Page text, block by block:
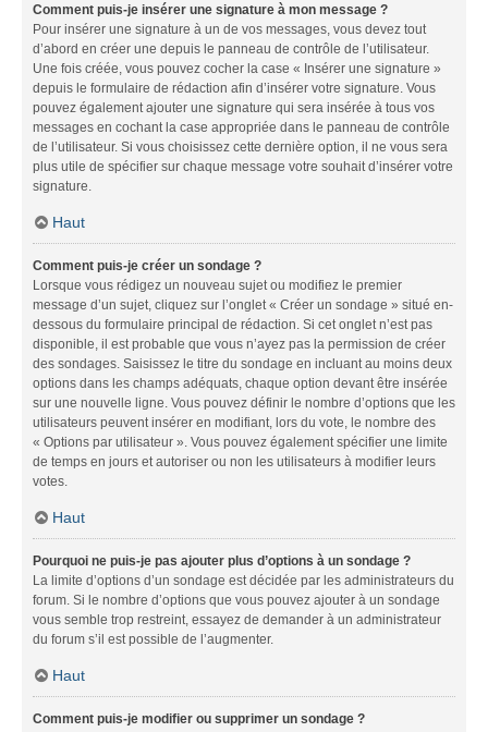
Comment puis-je insérer une signature à mon message ?
Pour insérer une signature à un de vos messages, vous devez tout
d’abord en créer une depuis le panneau de contrôle de l’utilisateur.
Une fois créée, vous pouvez cocher la case « Insérer une signature »
depuis le formulaire de rédaction afin d’insérer votre signature. Vous
pouvez également ajouter une signature qui sera insérée à tous vos
messages en cochant la case appropriée dans le panneau de contrôle
de l’utilisateur. Si vous choisissez cette dernière option, il ne vous sera
plus utile de spécifier sur chaque message votre souhait d’insérer votre
signature.
Haut
Comment puis-je créer un sondage ?
Lorsque vous rédigez un nouveau sujet ou modifiez le premier
message d’un sujet, cliquez sur l’onglet « Créer un sondage » situé en-
dessous du formulaire principal de rédaction. Si cet onglet n’est pas
disponible, il est probable que vous n’ayez pas la permission de créer
des sondages. Saisissez le titre du sondage en incluant au moins deux
options dans les champs adéquats, chaque option devant être insérée
sur une nouvelle ligne. Vous pouvez définir le nombre d’options que les
utilisateurs peuvent insérer en modifiant, lors du vote, le nombre des
« Options par utilisateur ». Vous pouvez également spécifier une limite
de temps en jours et autoriser ou non les utilisateurs à modifier leurs
votes.
Haut
Pourquoi ne puis-je pas ajouter plus d’options à un sondage ?
La limite d’options d’un sondage est décidée par les administrateurs du
forum. Si le nombre d’options que vous pouvez ajouter à un sondage
vous semble trop restreint, essayez de demander à un administrateur
du forum s’il est possible de l’augmenter.
Haut
Comment puis-je modifier ou supprimer un sondage ?